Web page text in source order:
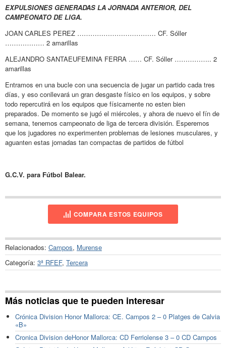
EXPULSIONES GENERADAS LA JORNADA ANTERIOR, DEL
CAMPEONATO DE LIGA.
JOAN CARLES PEREZ ……………………………… CF. Sóller
……………… 2 amarillas
ALEJANDRO SANTAEUFEMINA FERRA …… CF. Sóller …………….. 2
amarillas
Entramos en una bucle con una secuencia de jugar un partido cada tres
días, y eso conllevará un gran desgaste físico en los equipos, y sobre
todo repercutirá en los equipos que físicamente no esten bien
preparados. De momento se jugó el miércoles, y ahora de nuevo el fín de
semana, tenemos campeonato de liga de tercera división. Esperemos
que los jugadores no experimenten problemas de lesiones musculares, y
aguanten estas jornadas tan compactas de partidos de fútbol
G.C.V. para Fútbol Balear.
COMPARA ESTOS EQUIPOS
Relacionados: Campos, Murense
Categoría: 3ª RFEF, Tercera
Más noticias que te pueden interesar
Crónica Division Honor Mallorca: CE. Campos 2 – 0 Platges de Calvia
«B»
Cronica Division deHonor Mallorca: CD Ferriolense 3 – 0 CD Campos